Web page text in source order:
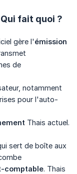
fait quoi ?
gère l'émission
de
notamment
pour l'auto-
Thais actuel.
sert de boîte aux
comptable. Thais